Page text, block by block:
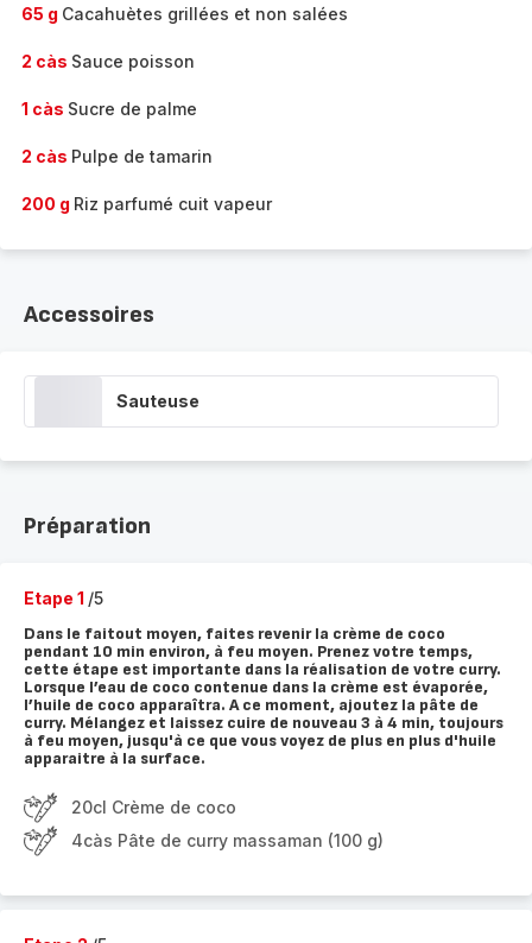
65 g Cacahuètes grillées et non salées
2 càs Sauce poisson
1 càs Sucre de palme
2 càs Pulpe de tamarin
200 g Riz parfumé cuit vapeur
Accessoires
Sauteuse
Préparation
Etape 1 /5
Dans le faitout moyen, faites revenir la crème de coco
pendant 10 min environ, à feu moyen. Prenez votre temps,
cette étape est importante dans la réalisation de votre curry.
Lorsque l’eau de coco contenue dans la crème est évaporée,
l’huile de coco apparaîtra. A ce moment, ajoutez la pâte de
curry. Mélangez et laissez cuire de nouveau 3 à 4 min, toujours
à feu moyen, jusqu'à ce que vous voyez de plus en plus d'huile
apparaitre à la surface.
20cl Crème de coco
4càs Pâte de curry massaman (100 g)